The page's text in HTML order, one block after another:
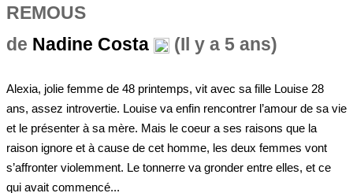
REMOUS
de Nadine Costa (Il y a 5 ans)
Alexia, jolie femme de 48 printemps, vit avec sa fille Louise 28
ans, assez introvertie. Louise va enfin rencontrer l’amour de sa vie
et le présenter à sa mère. Mais le coeur a ses raisons que la
raison ignore et à cause de cet homme, les deux femmes vont
s’affronter violemment. Le tonnerre va gronder entre elles, et ce
qui avait commencé...